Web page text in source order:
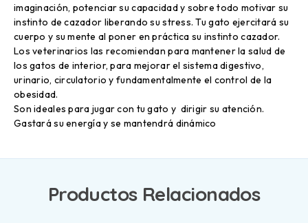
imaginación, potenciar su capacidad y sobre todo motivar su
instinto de cazador liberando su stress. Tu gato ejercitará su
cuerpo y su mente al poner en práctica su instinto cazador.
Los veterinarios las recomiendan para mantener la salud de
los gatos de interior, para mejorar el sistema digestivo,
urinario, circulatorio y fundamentalmente el control de la
obesidad.
Son ideales para jugar con tu gato y dirigir su atención.
Gastará su energía y se mantendrá dinámico
Productos Relacionados